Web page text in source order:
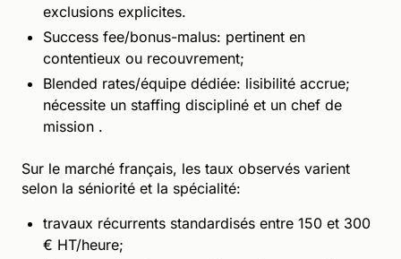
exclusions explicites.
Success fee/bonus-malus: pertinent en
contentieux ou recouvrement;
Blended rates/équipe dédiée: lisibilité accrue;
nécessite un staffing discipliné et un chef de
mission .
Sur le marché français, les taux observés varient
selon la séniorité et la spécialité:
travaux récurrents standardisés entre 150 et 300
€ HT/heure;